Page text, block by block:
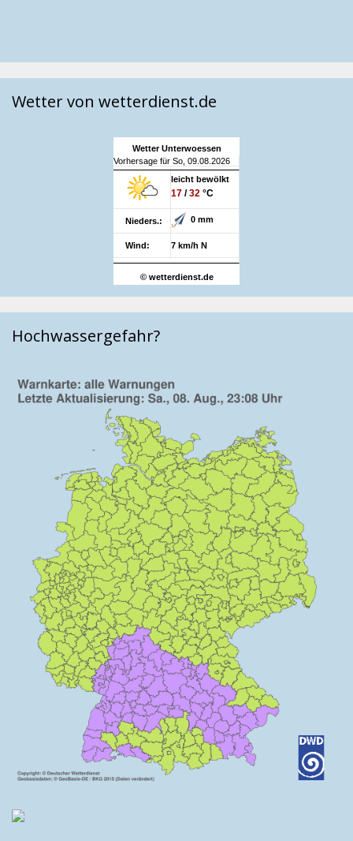
Wetter von wetterdienst.de
Wetter Unterwoessen
Vorhersage für So, 09.08.2026
leicht bewölkt
17 /32 °C
Nieders.: 0 mm
Wind: 7 km/h N
© wetterdienst.de
Hochwassergefahr?